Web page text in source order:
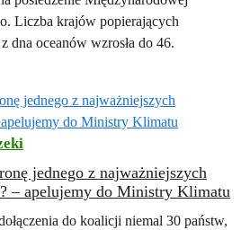
Liczba krajów popierających
dna oceanów wzrosła do 46.
jednego z najważniejszych
– apelujemy do Ministry Klimatu
do koalicji niemal 30 państw,